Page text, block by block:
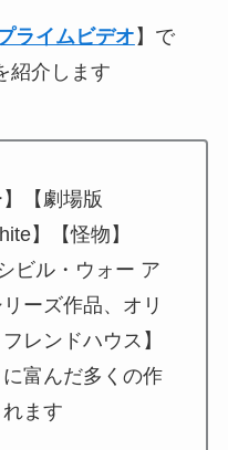
ライムビデオ 】で
紹介します
【劇場版
】【怪物】
ビル・ウォー ア
ーズ作品、オリ
レンドハウス】
富んだ多くの作
ます